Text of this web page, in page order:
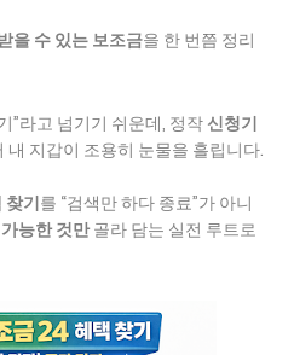
을 수 있는 보조금을 한 번쯤 정리
”라고 넘기기 쉬운데, 정작 신청기
지갑이 조용히 눈물을 흘립니다.
기를 “검색만 하다 종료”가 아니
능한 것만골라 담는 실전 루트로